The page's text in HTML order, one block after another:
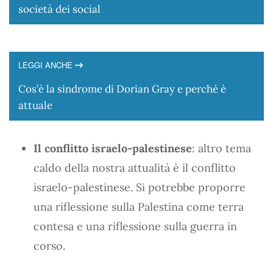
società dei social
LEGGI ANCHE
Cos’è la sindrome di Dorian Gray e perché è
attuale
Il conflitto israelo-palestinese: altro tema
caldo della nostra attualità è il conflitto
israelo-palestinese. Si potrebbe proporre
una riflessione sulla Palestina come terra
contesa e una riflessione sulla guerra in
corso.